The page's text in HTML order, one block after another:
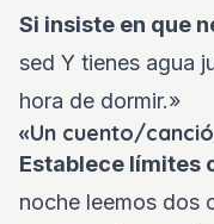
Si insiste en que
sed Y tienes agua
hora de dormir.»
«Un cuento/
Establece límites
noche leemos dos